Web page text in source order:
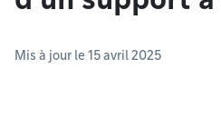
Mis à jour le 15 avril 2025